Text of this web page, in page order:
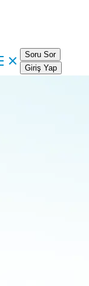
Soru Sor
Giriş Yap